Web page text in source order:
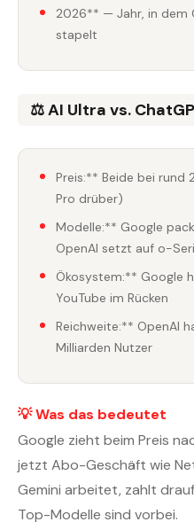
2026** — Jahr, in dem
stapelt
⚖️ AI Ultra vs.
Preis:** Beide bei rund
Pro drüber)
Modelle:** Google
OpenAI setzt auf o-
Ökosystem:** Google
YouTube im Rücken
Reichweite:** OpenAI
Milliarden Nutzer
💡 Was das bedeutet
Google zieht beim Preis
jetzt Abo-Geschäft wie
Gemini arbeitet, zahlt
Top-Modelle sind vorbei.